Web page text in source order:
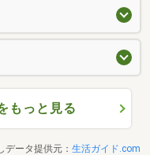
もっと見る
データ提供元： 生活ガイド.com